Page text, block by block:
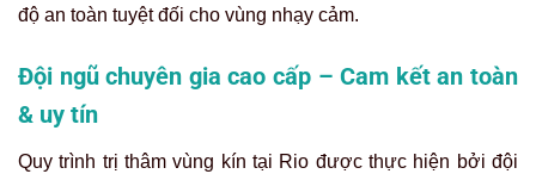
độ an toàn tuyệt đối cho vùng nhạy cảm.
Đội ngũ chuyên gia cao cấp – Cam kết an toàn
& uy tín
Quy trình trị thâm vùng kín tại Rio được thực hiện bởi đội